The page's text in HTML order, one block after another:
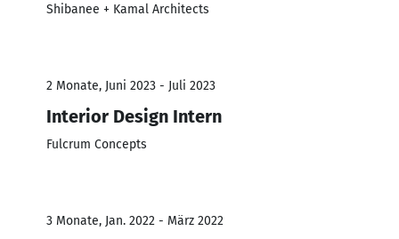
Shibanee + Kamal Architects
2 Monate, Juni 2023 - Juli 2023
Interior Design Intern
Fulcrum Concepts
3 Monate, Jan. 2022 - März 2022